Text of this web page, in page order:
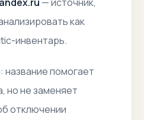
как
инвентарь.
помогает
но не заменяет
отключении